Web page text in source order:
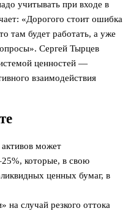
учитывать при входе в
«Дорогого стоит ошибка
там будет работать, а уже
Сергей Тырцев
ценностей —
взаимодействия
может
которые, в свою
ценных бумаг, в
на случай резкого оттока